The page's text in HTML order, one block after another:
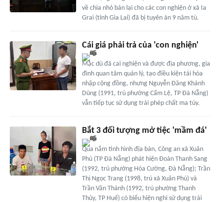
về chia nhỏ bán lại cho các con nghiện ở xã Ia
Grai (tỉnh Gia Lai) đã bị tuyên án 9 năm tù.
Cái giá phải trả của 'con nghiện'
Mặc dù đã cai nghiện và được địa phương, gia
đình quan tâm quản lý, tạo điều kiện tái hòa
nhập cộng đồng, nhưng Nguyễn Đăng Khánh
Dũng (1991, trú phường Cẩm Lệ, TP Đà Nẵng)
vẫn tiếp tục sử dụng trái phép chất ma túy.
Bắt 3 đối tượng mở tiệc 'mầm đá'
Qua nắm tình hình địa bàn, Công an xã Xuân
Phú (TP Đà Nẵng) phát hiện Đoàn Thanh Sang
(1992, trú phường Hòa Cường, Đà Nẵng); Trần
Thị Ngọc Trang (1998, trú xã Xuân Phú) và
Trần Văn Thành (1992, trú phường Thanh
Thủy, TP Huế) có biểu hiện nghi sử dụng trái